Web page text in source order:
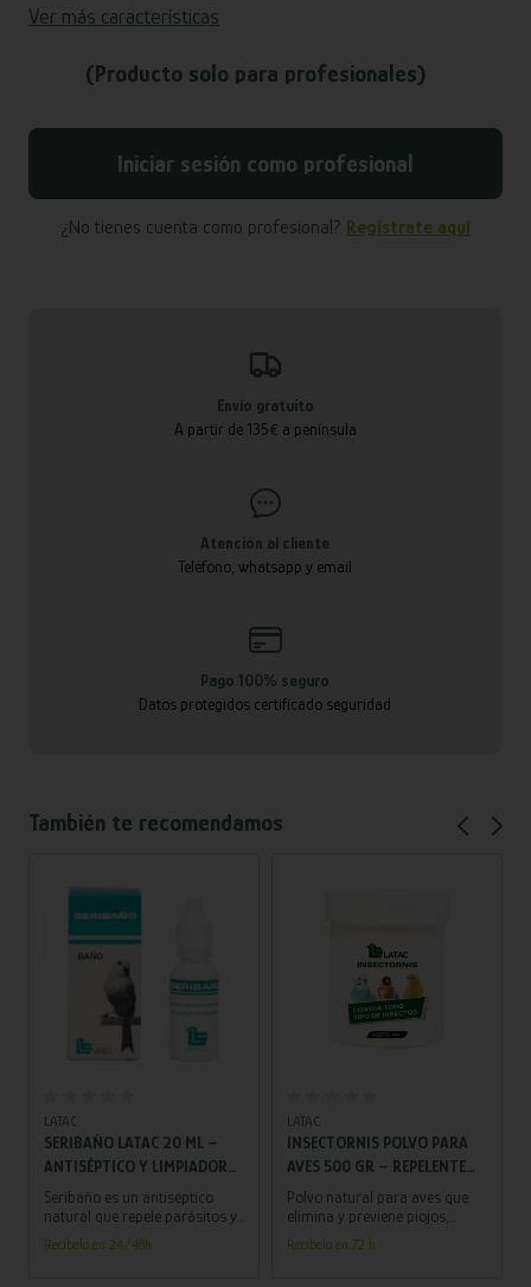
Ver más características
(Producto solo para profesionales)
Iniciar sesión como profesional
¿No tienes cuenta como profesional? Regístrate aquí
Envío gratuito
A partir de 135€ a península
Atención al cliente
Teléfono, whatsapp y email
Pago 100% seguro
Datos protegidos certificado seguridad
También te recomendamos
LATAC
SERIBAÑO LATAC 20 ML –
ANTISÉPTICO Y LIMPIADOR
NATURAL PARA PLUMAJE DE
AVES
Seribaño es un antiséptico
natural que repele parásitos y
limpia profundamente el
plumaje, realzando su brillo y
Recíbelo en 24/48h
LATAC
INSECTORNIS POLVO PARA
AVES 500 GR – REPELENTE
NATURAL CONTRA PIOJOS Y
ÁCAROS
Polvo natural para aves que
elimina y previene piojos,
ácaros y mosquitos. Seguro,
sin químicos, con acción
Recíbelo en 72 h.